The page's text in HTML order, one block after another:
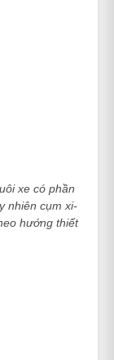
xe có phần
nhiên cụm xi-
hướng thiết